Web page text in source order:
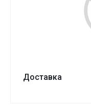
Доставка